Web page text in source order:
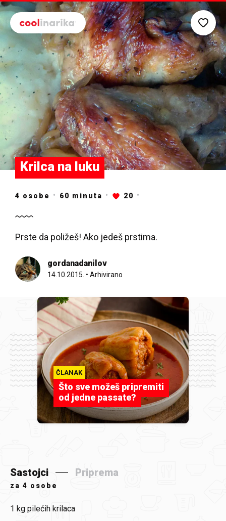
Preskoči na glavni sadržaj
Krilca na luku
4 osobe 60 minuta 20
Prste da poližeš! Ako jedeš prstima.
gordanadanilov
14.10.2015. • Arhivirano
ČLANAK
Što sve možeš pripremiti
od jedne passate?
Sastojci Priprema
za 4 osobe
1 kg pilećih krilaca